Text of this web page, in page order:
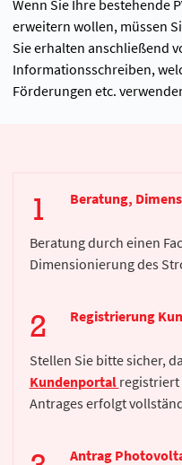
Wenn Sie Ihre bestehende
erweitern wollen, müssen
Sie erhalten anschließend
Informationsschreiben,
Förderungen etc.
Beratung,
Beratung durch einen
Dimensionierung des
Registrierung
Stellen Sie bitte sicher,
Kundenportal registriert
Antrages erfolgt
Antrag